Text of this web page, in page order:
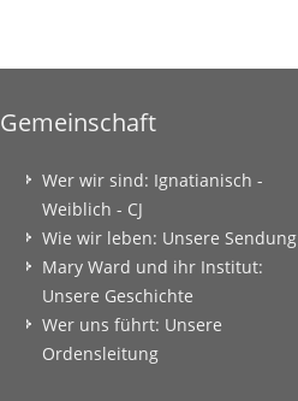
Gemeinschaft
Wer wir sind: Ignatianisch -
Weiblich - CJ
Wie wir leben: Unsere Sendung
Mary Ward und ihr Institut:
Unsere Geschichte
Wer uns führt: Unsere
Ordensleitung